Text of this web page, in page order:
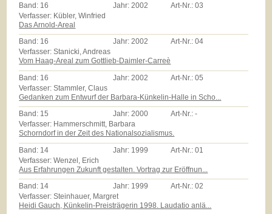
Band: 16 Jahr: 2002 Art-Nr.:03
Verfasser: Kübler, Winfried
Das Arnold-Areal
Band: 16 Jahr:2002 Art-Nr.:04
Verfasser: Stanicki, Andreas
Vom Haag-Areal zum Gottlieb-Daimler-Carreè
Band: 16 Jahr: 2002 Art-Nr.:05
Verfasser: Stammler, Claus
Gedanken zum Entwurf der Barbara-Künkelin-Halle in Scho...
Band: 15 Jahr:2000 Art-Nr.:-
Verfasser: Hammerschmitt, Barbara
Schorndorf in der Zeit des Nationalsozialismus.
Band: 14 Jahr: 1999 Art-Nr.:01
Verfasser: Wenzel, Erich
Aus Erfahrungen Zukunft gestalten. Vortrag zur Eröffnun...
Band: 14 Jahr: 1999 Art-Nr.:02
Verfasser: Steinhauer, Margret
Heidi Gauch, Künkelin-Preisträgerin 1998. Laudatio anlä...